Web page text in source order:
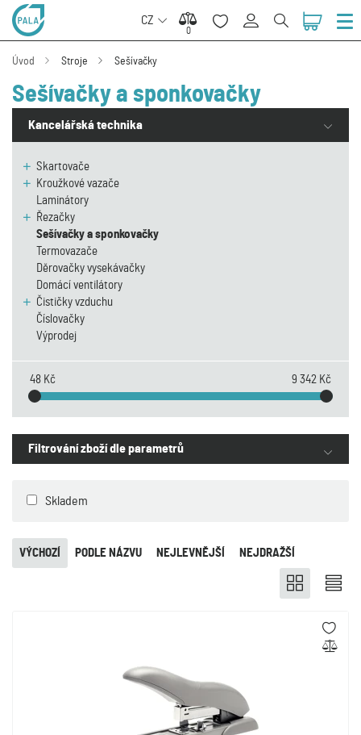
CZ
0
0
Úvod Stroje Sešívačky
Sešívačky a sponkovačky
Kancelářská technika
Skartovače
Kroužkové vazače
Laminátory
Řezačky
Sešívačky a sponkovačky
Termovazače
Děrovačky vysekávačky
Domácí ventilátory
Čističky vzduchu
Číslovačky
Výprodej
48 Kč 9 342 Kč
Filtrování zboží dle parametrů
Skladem
NEJLEVNĚJŠÍ NEJDRAŽŠÍ
PODLE NÁZVU
VÝCHOZÍ